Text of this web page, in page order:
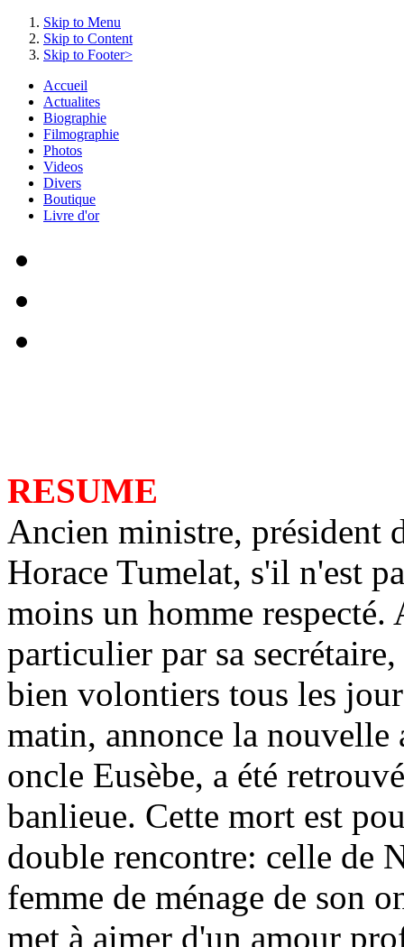
Skip to Menu
Skip to Content
Skip to Footer>
Accueil
Actualites
Biographie
Filmographie
Photos
Videos
Divers
Boutique
Livre d'or
RESUME
Ancien ministre, président
Horace Tumelat, s'il n'est
moins un homme
particulier par sa
bien volontiers tous les
matin, annonce la nouvelle
oncle Eusèbe, a été
banlieue. Cette mort est
double rencontre: celle de
femme de ménage de son
met à aimer d'un amour